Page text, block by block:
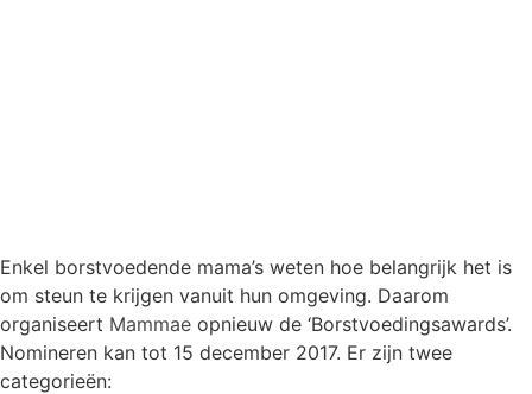
Enkel borstvoedende mama’s weten hoe belangrijk het is
om steun te krijgen vanuit hun omgeving. Daarom
organiseert Mammae opnieuw de ‘Borstvoedingsawards’.
Nomineren kan tot 15 december 2017. Er zijn twee
categorieën: